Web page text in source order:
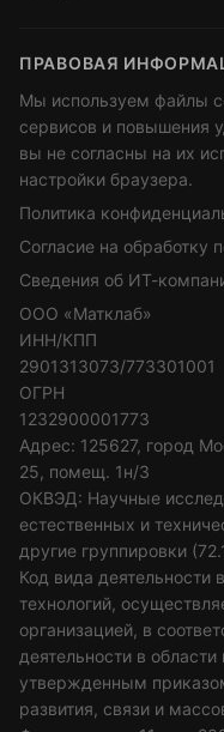
ПРАВОВАЯ
Мы используем файлы
сервисов и повышения
вы не согласны на их
настройки браузера.
Политика
Согласие на обработку
Сведения об ИТ-
ООО «Матклаб»
ИНН/КПП
2901313073/773301001
ОГРН
1232900001773
Адрес: 125627, город
25, помещ. 1н/3
ОКВЭД: Научные
естественных и
другие группировки
Код вида деятельности
технологий,
организацией, в
деятельности в
утвержденным
развития, связи и